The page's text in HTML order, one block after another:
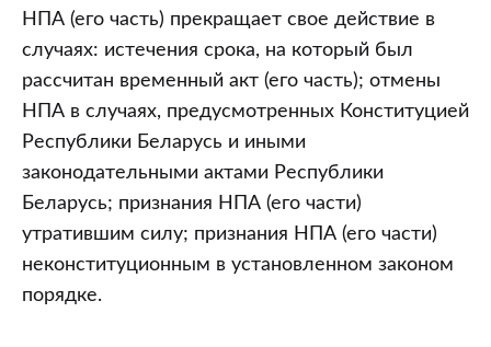
НПА (его часть) прекращает свое действие в
случаях: истечения срока, на который был
рассчитан временный акт (его часть); отмены
НПА в случаях, предусмотренных Конституцией
Республики Беларусь и иными
законодательными актами Республики
Беларусь; признания НПА (его части)
утратившим силу; признания НПА (его части)
неконституционным в установленном законом
порядке.